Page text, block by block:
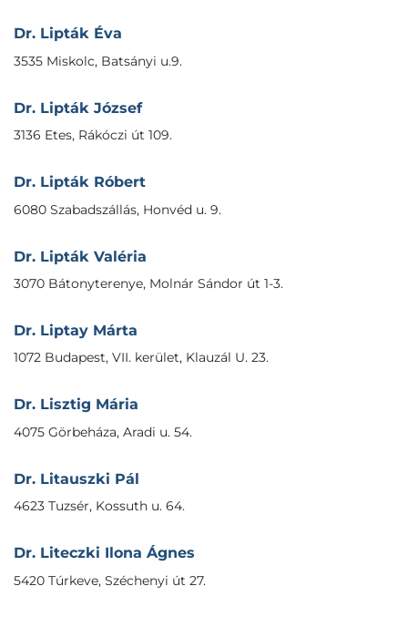
Dr. Lipták Éva
3535 Miskolc, Batsányi u.9.
Dr. Lipták József
3136 Etes, Rákóczi út 109.
Dr. Lipták Róbert
6080 Szabadszállás, Honvéd u. 9.
Dr. Lipták Valéria
3070 Bátonyterenye, Molnár Sándor út 1-3.
Dr. Liptay Márta
1072 Budapest, VII. kerület, Klauzál U. 23.
Dr. Lisztig Mária
4075 Görbeháza, Aradi u. 54.
Dr. Litauszki Pál
4623 Tuzsér, Kossuth u. 64.
Dr. Liteczki Ilona Ágnes
5420 Túrkeve, Széchenyi út 27.